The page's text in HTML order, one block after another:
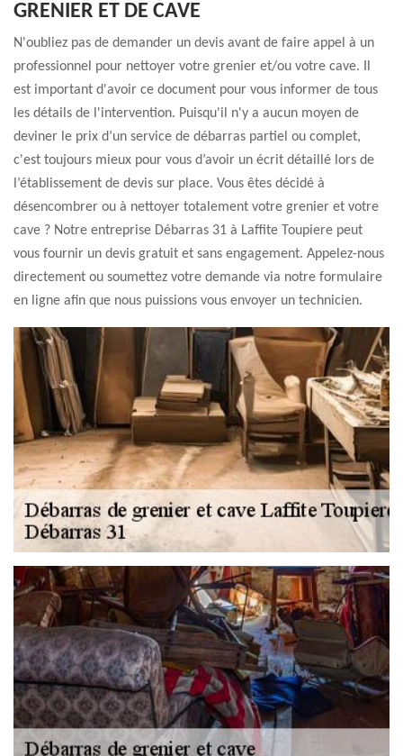
GRENIER ET DE CAVE
N'oubliez pas de demander un devis avant de faire appel à un
professionnel pour nettoyer votre grenier et/ou votre cave. Il
est important d'avoir ce document pour vous informer de tous
les détails de l'intervention. Puisqu'il n'y a aucun moyen de
deviner le prix d’un service de débarras partiel ou complet,
c'est toujours mieux pour vous d’avoir un écrit détaillé lors de
l’établissement de devis sur place. Vous êtes décidé à
désencombrer ou à nettoyer totalement votre grenier et votre
cave ? Notre entreprise Débarras 31 à Laffite Toupiere peut
vous fournir un devis gratuit et sans engagement. Appelez-nous
directement ou soumettez votre demande via notre formulaire
en ligne afin que nous puissions vous envoyer un technicien.